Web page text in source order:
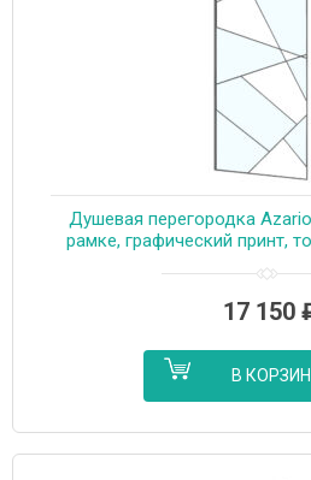
Душевая перегородка
рамке, графический принт,
17 150
В